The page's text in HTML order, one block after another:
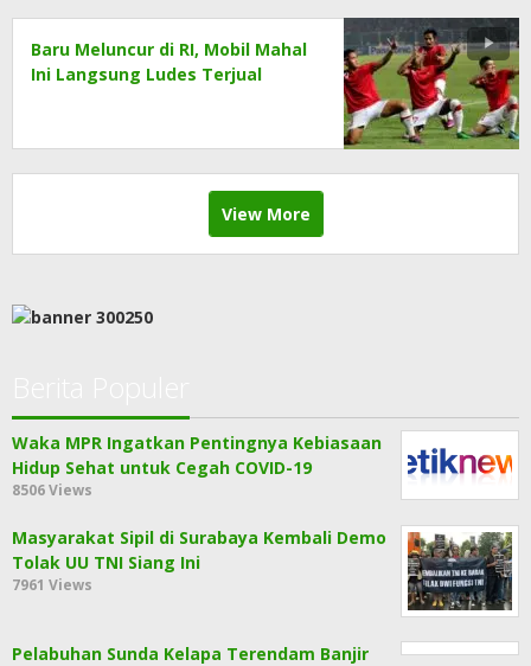
Baru Meluncur di RI, Mobil Mahal
Ini Langsung Ludes Terjual
View More
Waka MPR Ingatkan Pentingnya Kebiasaan
Hidup Sehat untuk Cegah COVID-19
8506 Views
Masyarakat Sipil di Surabaya Kembali Demo
Tolak UU TNI Siang Ini
7961 Views
Pelabuhan Sunda Kelapa Terendam Banjir